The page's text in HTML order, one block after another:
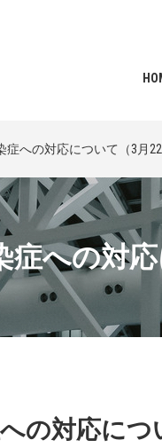
への対応について（3月22
への対
の対応につ